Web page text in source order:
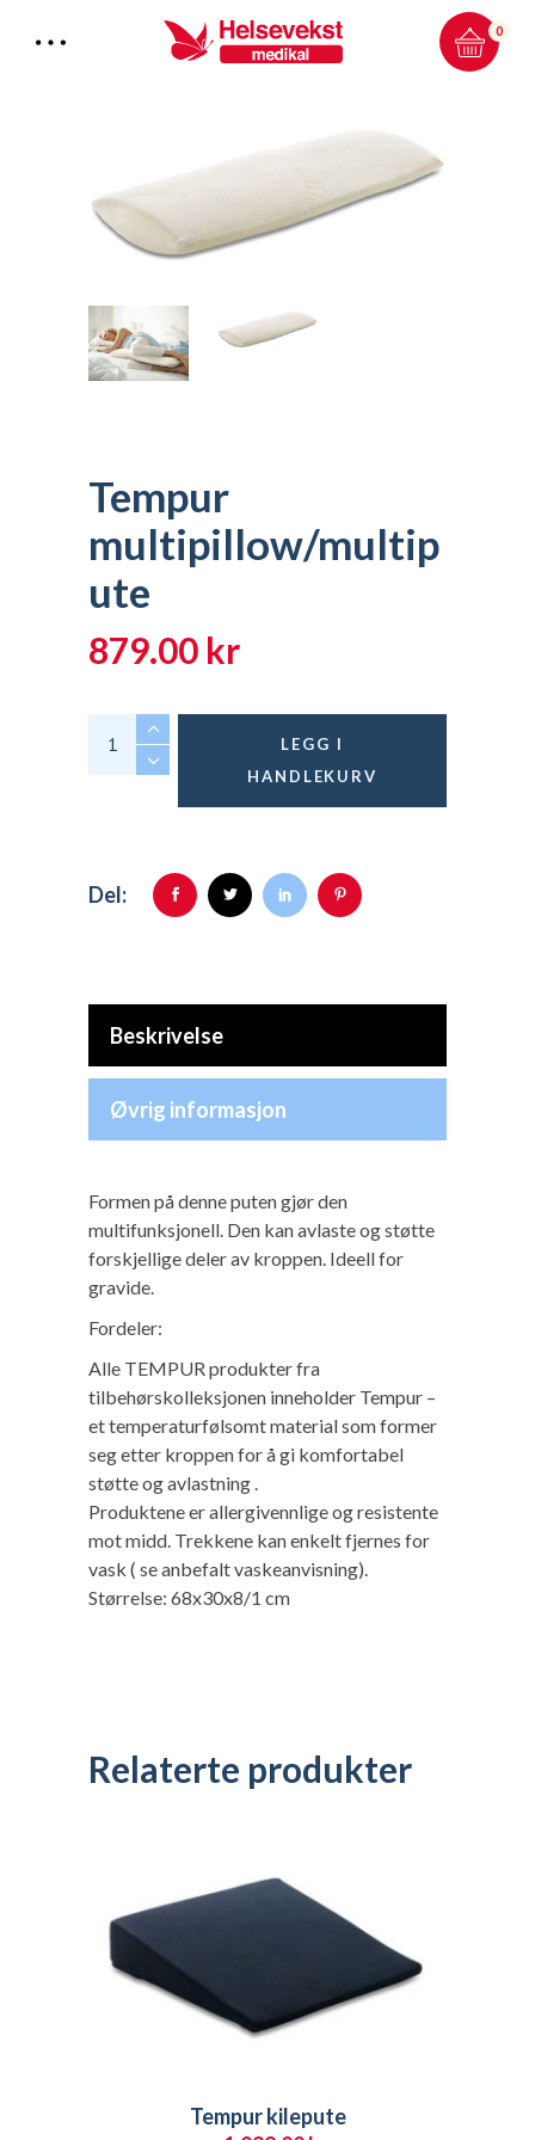
0
Total:
HANDLEKURV & KASSE
Tempur
multipillow/multip
ute
879.00 kr
Tempur multipillow/multipute quantity
LEGG I
HANDLEKURV
Del:
Beskrivelse
Øvrig informasjon
Formen på denne puten gjør den
multifunksjonell. Den kan avlaste og støtte
forskjellige deler av kroppen. Ideell for
gravide.
Fordeler:
Alle TEMPUR produkter fra
tilbehørskolleksjonen inneholder Tempur –
et temperaturfølsomt material som former
seg etter kroppen for å gi komfortabel
støtte og avlastning .
Produktene er allergivennlige og resistente
mot midd. Trekkene kan enkelt fjernes for
vask ( se anbefalt vaskeanvisning).
Størrelse: 68x30x8/1 cm
Relaterte produkter
Tempur kilepute